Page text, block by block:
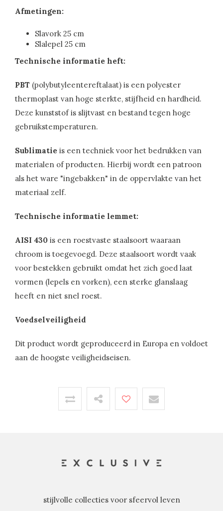
Afmetingen:
Slavork 25 cm
Slalepel 25 cm
Technische informatie heft:
PBT (polybutyleentereftalaat) is een polyester
thermoplast van hoge sterkte, stijfheid en hardheid.
Deze kunststof is slijtvast en bestand tegen hoge
gebruikstemperaturen.
Sublimatie is een techniek voor het bedrukken van
materialen of producten. Hierbij wordt een patroon
als het ware "ingebakken" in de oppervlakte van het
materiaal zelf.
Technische informatie lemmet:
AISI 430 is een roestvaste staalsoort waaraan
chroom is toegevoegd. Deze staalsoort wordt vaak
voor bestekken gebruikt omdat het zich goed laat
vormen (lepels en vorken), een sterke glanslaag
heeft en niet snel roest.
Voedselveiligheid
Dit product wordt geproduceerd in Europa en voldoet
aan de hoogste veiligheidseisen.
stijlvolle collecties voor sfeervol leven